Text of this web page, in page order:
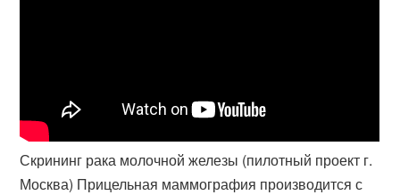
Скрининг рака молочной железы (пилотный проект г.
Москва) Прицельная маммография производится с